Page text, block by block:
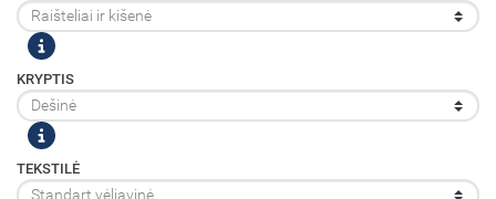
KRYPTIS
TEKSTILĖ